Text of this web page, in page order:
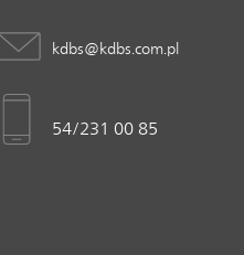
kdbs@kdbs.com.pl
54/231 00 85